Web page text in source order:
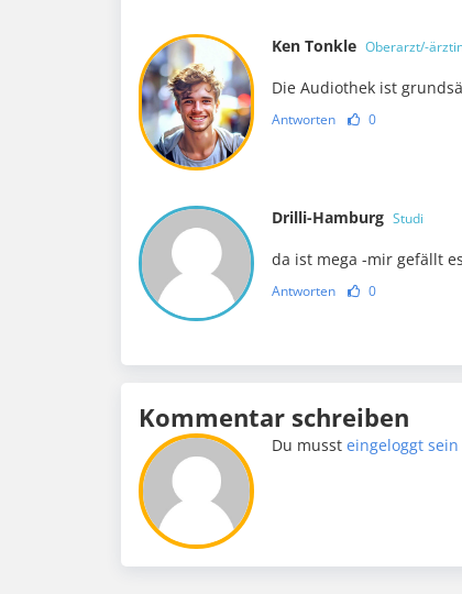
Ken Tonkle Oberarzt/-
Die Audiothek ist
Antworten 0
Drilli-Hamburg Studi
da ist mega -mir gefällt
Antworten 0
Kommentar schreiben
Du mussteingeloggt sein